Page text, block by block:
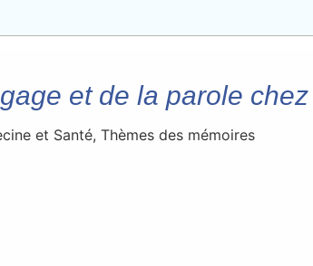
et de la parole chez
et Santé, Thèmes des mémoires